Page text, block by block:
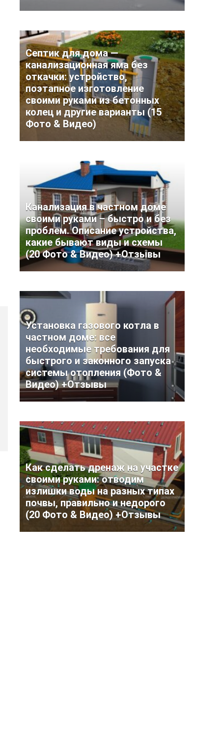
Септик для дома —
канализационная яма без
откачки: устройство,
поэтапное изготовление
своими руками из бетонных
колец и другие варианты (15
Фото & Видео)
Канализация в частном доме
своими руками – быстро и без
проблем. Описание устройства,
какие бывают виды и схемы
(20 Фото & Видео) +Отзывы
Установка газового котла в
частном доме: все
необходимые требования для
быстрого и законного запуска
системы отопления (Фото &
Видео) +Отзывы
Как сделать дренаж на участке
своими руками: отводим
излишки воды на разных типах
почвы, правильно и недорого
(20 Фото & Видео) +Отзывы